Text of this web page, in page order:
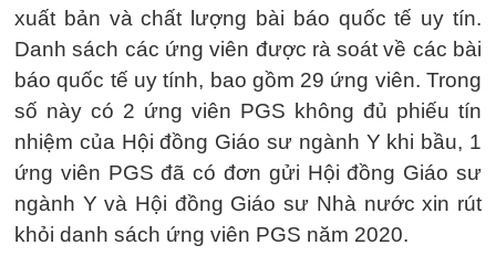
xuất bản và chất lượng bài báo quốc tế uy tín.
Danh sách các ứng viên được rà soát về các bài
báo quốc tế uy tính, bao gồm 29 ứng viên. Trong
số này có 2 ứng viên PGS không đủ phiếu tín
nhiệm của Hội đồng Giáo sư ngành Y khi bầu, 1
ứng viên PGS đã có đơn gửi Hội đồng Giáo sư
ngành Y và Hội đồng Giáo sư Nhà nước xin rút
khỏi danh sách ứng viên PGS năm 2020.